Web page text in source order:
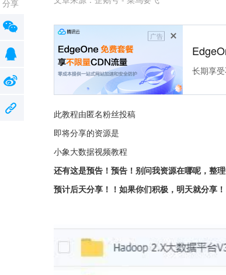
广告
长期享
此教程由匿名粉丝投稿
即将分享的资源是
小象大数据视频教程
还有这是预告！预告！别问我资源在哪呢，整理
预计后天分享！！如果你们积极，明天就分享！
分享